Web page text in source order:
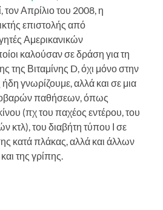
τον Απρίλιο του 2008, η
επιστολής από
Αμερικανικών
καλούσαν σε δράση για τη
της Βιταμίνης D, όχι μόνο στην
γνωρίζουμε, αλλά και σε μια
παθήσεων, όπως
(πχ του παχέος εντέρου, του
κτλ), του διαβήτη τύπου Ι σε
κατά πλάκας, αλλά και άλλων
της γρίπης.